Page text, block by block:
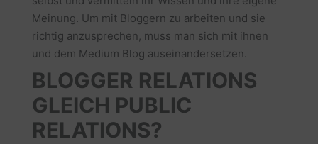
Meinung. Um mit Bloggern zu arbeiten und sie
richtig anzusprechen, muss man sich mit ihnen
und dem Medium Blog auseinandersetzen.
BLOGGER RELATIONS
GLEICH PUBLIC
RELATIONS?